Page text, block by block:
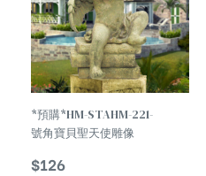
*預購*HM-STAHM-221-
號角寶貝聖天使雕像
Statue
$126